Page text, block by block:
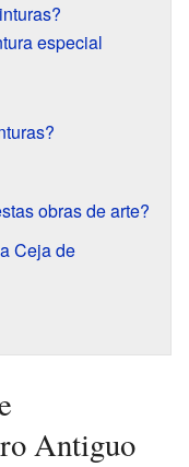
especial
obras de arte?
Ceja de
Antiguo